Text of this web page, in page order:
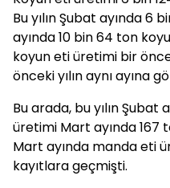
Bu yılın Şubat ayında 6
ayında 10 bin 64 ton
koyun eti üretimi bir
önceki yılın aynı ayına
Bu arada, bu yılın
üretimi Mart ayında 167
Mart ayında manda eti
kayıtlara geçmişti.